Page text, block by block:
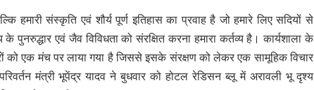
हमारी संस्कृति एवं शौर्य पूर्ण इतिहास का प्रवाह है जो हमारे लिए सदियों से
एवं जैव विविधता को संरक्षित करना हमारा कर्तव्य है। कार्यशाला के
को एक मंच पर लाया गया है जिससे इसके संरक्षण को लेकर एक सामूहिक विचार
मंत्री भूपेंद्र यादव ने बुधवार को होटल रेडिसन ब्लू में अरावली भू दृश्य